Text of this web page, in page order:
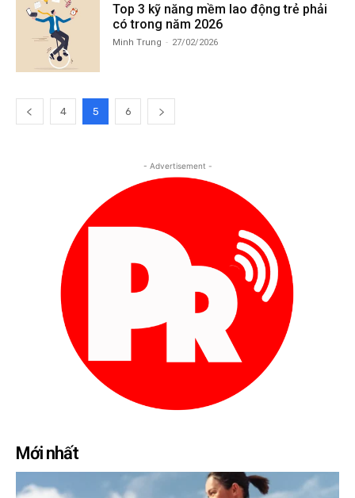
Top 3 kỹ năng mềm lao động trẻ phải
có trong năm 2026
Minh Trung - 27/02/2026
4 5 6
- Advertisement -
Mới nhất